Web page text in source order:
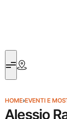
HOME›EVENTI E
Alessio